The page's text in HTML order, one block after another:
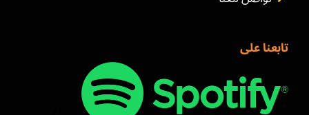
تابعنا على